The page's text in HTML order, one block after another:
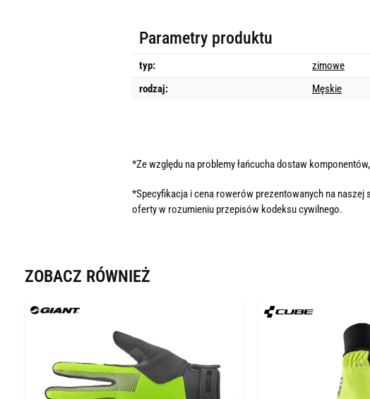
Parametry produktu
typ:
zimowe
rodzaj:
Męskie
*Ze względu na problemy łańcucha dostaw
*Specyfikacja i cena rowerów prezentowanych na
oferty w rozumieniu przepisów kodeksu cywilnego.
ZOBACZ RÓWNIEŻ